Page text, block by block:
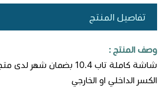
تفاصيل المنتج
وصف المنتج :
شاشة كاملة تاب 10.4 بضمان
الكسر الداخلي او الخارجي